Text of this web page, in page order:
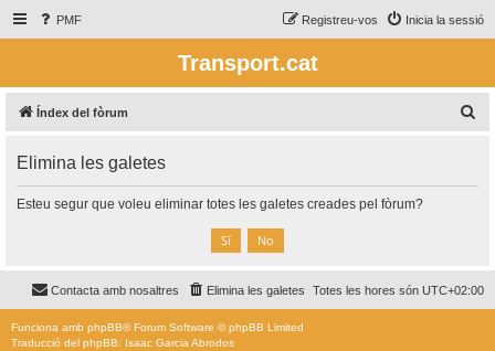
PMF Inicia la sessió
Registreu-vos
Transport.cat
Índex del fòrum
c
Elimina les galetes
Esteu segur que voleu eliminar totes les galetes creades pel fòrum?
Totes les hores són UTC+02:00
Elimina les galetes
Contacta amb nosaltres
Funciona amb phpBB® Forum Software © phpBB Limited
Traducció del phpBB: Isaac Garcia Abrodos